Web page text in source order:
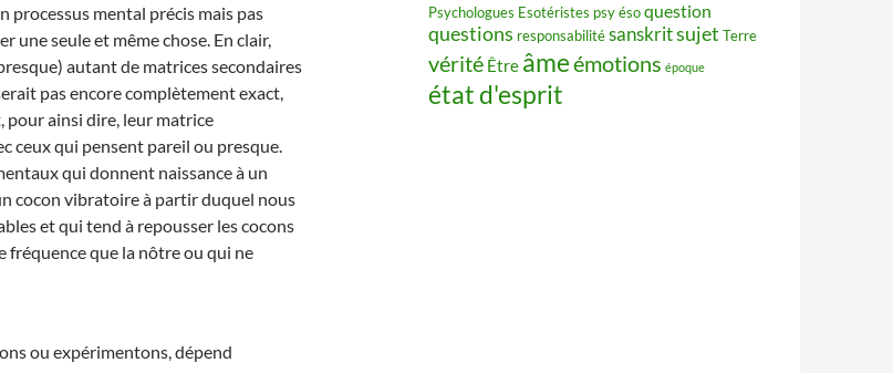
processus mental précis mais pas
une seule et même chose. En clair,
autant de matrices secondaires
pas encore complètement exact,
ainsi dire, leur matrice
ceux qui pensent pareil ou presque.
qui donnent naissance à un
cocon vibratoire à partir duquel nous
et qui tend à repousser les cocons
fréquence que la nôtre ou qui ne
ou expérimentons, dépend
Psychologues Esotéristes psy ésoquestion
questions responsabilitésanskritsujet Terre
vérité Être âmeémotions époque
état d'esprit